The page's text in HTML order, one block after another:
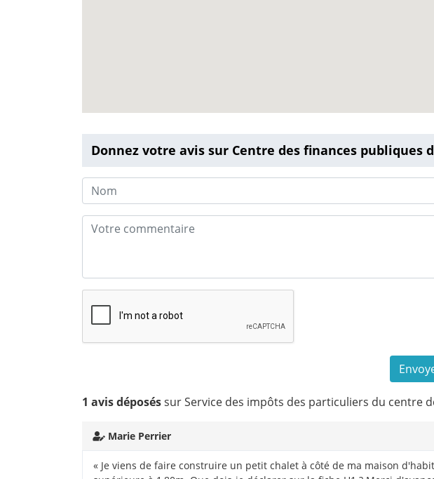
Donnez votre avis sur Centre des finances publiques
1 avis déposéssur Service des impôts des particuliers du centre
Marie Perrier
« Je viens de faire construire un petit chalet à côté de ma maison